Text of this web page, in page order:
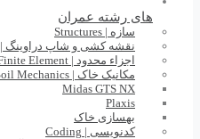
های رشته عمران
سازه | Structures
نقشه کشی و شاپ دراوینگ | Shop Drawing
اجزاء محدود | Finite Element
مکانیک خاک | Soil Mechanics
Midas GTS NX
Plaxis
بهسازی خاک
کدنویسی | Coding